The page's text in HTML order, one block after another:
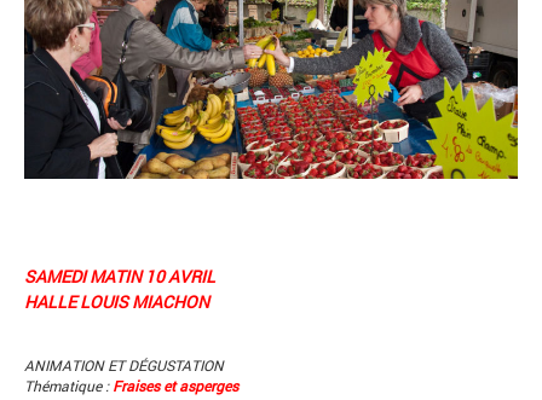
SAMEDI MATIN 10 AVRIL
HALLE LOUIS MIACHON
ANIMATION ET DÉGUSTATION
Thématique :Fraises et asperges